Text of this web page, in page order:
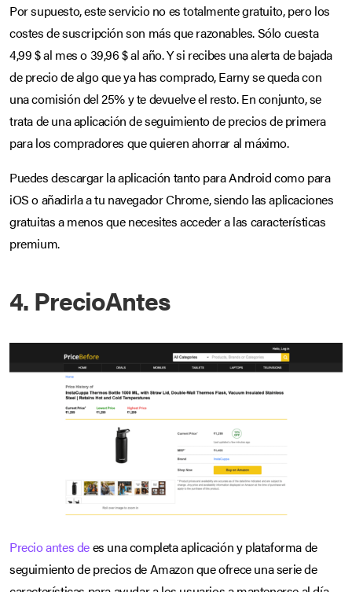
Por supuesto, este servicio no es totalmente gratuito, pero los
costes de suscripción son más que razonables. Sólo cuesta
4,99 $ al mes o 39,96 $ al año. Y si recibes una alerta de bajada
de precio de algo que ya has comprado, Earny se queda con
una comisión del 25% y te devuelve el resto. En conjunto, se
trata de una aplicación de seguimiento de precios de primera
para los compradores que quieren ahorrar al máximo.
Puedes descargar la aplicación tanto para Android como para
iOS o añadirla a tu navegador Chrome, siendo las aplicaciones
gratuitas a menos que necesites acceder a las características
premium.
4. PrecioAntes
Precio antes dees una completa aplicación y plataforma de
seguimiento de precios de Amazon que ofrece una serie de